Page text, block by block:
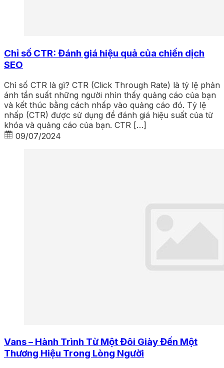
Chỉ số CTR: Đánh giá hiệu quả của chiến dịch
SEO
Chỉ số CTR là gì? CTR (Click Through Rate) là tỷ lệ phản
ánh tần suất những người nhìn thấy quảng cáo của bạn
và kết thúc bằng cách nhấp vào quảng cáo đó. Tỷ lệ
nhấp (CTR) được sử dụng để đánh giá hiệu suất của từ
khóa và quảng cáo của bạn. CTR […]
09/07/2024
Vans – Hành Trình Từ Một Đôi Giày Đến Một
Thương Hiệu Trong Lòng Người